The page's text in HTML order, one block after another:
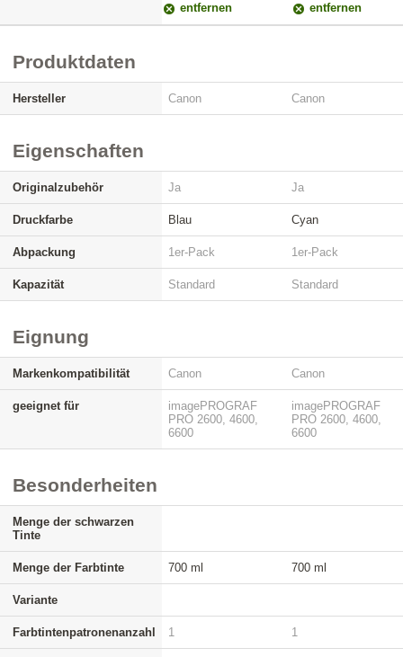
entfernen entfernen
Produktdaten
Hersteller Canon Canon
Eigenschaften
Originalzubehör Ja Ja
Druckfarbe Blau Cyan
Abpackung 1er-Pack 1er-Pack
Kapazität Standard Standard
Eignung
Markenkompatibilität Canon Canon
geeignet für
imagePROGRAF
PRO 2600, 4600,
6600
imagePROGRAF
PRO 2600, 4600,
6600
Besonderheiten
Menge der schwarzen
Tinte
Menge der Farbtinte 700 ml 700 ml
Variante
Farbtintenpatronenanzahl 1 1